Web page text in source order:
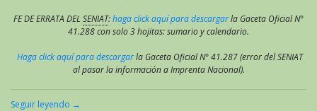
FE DE ERRATA DEL SENIAT:haga click aquí para descargarla Gaceta Oficial N°
41.288 con solo 3 hojitas: sumario y calendario.
Haga click aquí para descargarla Gaceta Oficial N° 41.287 (error del SENIAT
al pasar la información a Imprenta Nacional).
Seguir leyendo →